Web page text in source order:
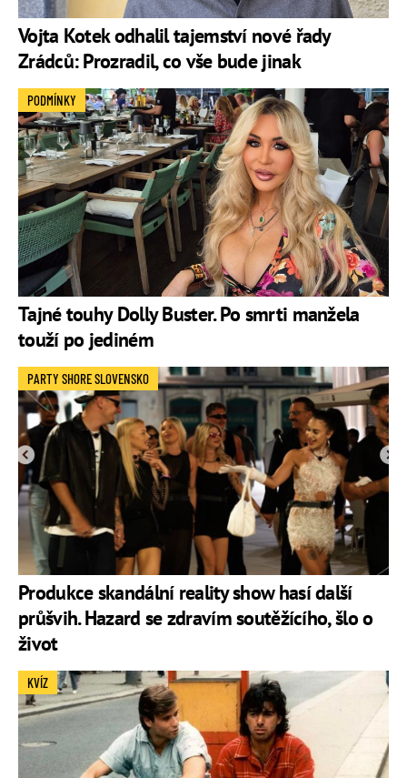
Vojta Kotek odhalil tajemství nové řady
Zrádců: Prozradil, co vše bude jinak
Tajné touhy Dolly Buster. Po smrti manžela
touží po jediném
PODMÍNKY
Produkce skandální reality show hasí další
průšvih. Hazard se zdravím soutěžícího, šlo o
život
PARTY SHORE SLOVENSKO
KVÍZ